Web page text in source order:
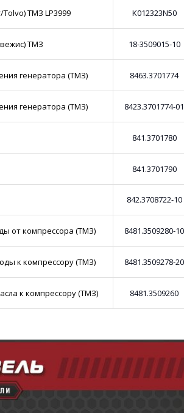
ТМЗ LP3999 K012323N50
ТМЗ 18-3509015-10
генератора (ТМЗ) 8463.3701774
генератора (ТМЗ) 8423.3701774-01
841.3701780
841.3701790
842.3708722-10
от компрессора (ТМЗ) 8481.3509280-10
к компрессору (ТМЗ) 8481.3509278-20
к компрессору (ТМЗ) 8481.3509260